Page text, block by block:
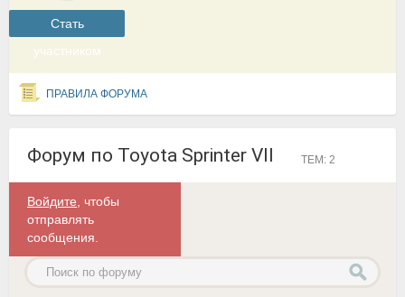
Cтать
участником
ПРАВИЛА ФОРУМА
Форум по Toyota Sprinter VII ТЕМ: 2
Войдите , чтобы
отправлять
сообщения.